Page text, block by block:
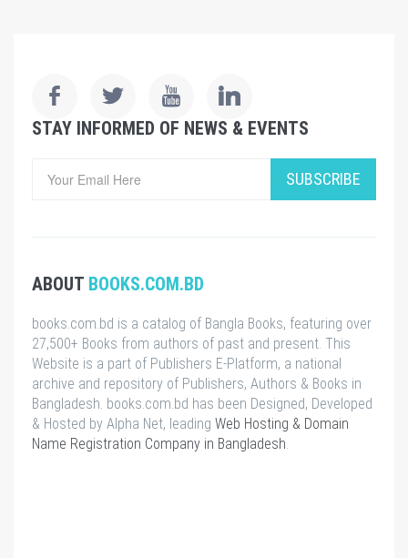
STAY INFORMED OF NEWS & EVENTS
SUBSCRIBE
ABOUT BOOKS.COM.BD
books.com.bd is a catalog of Bangla Books, featuring over
27,500+ Books from authors of past and present. This
Website is a part of Publishers E-Platform, a national
archive and repository of Publishers, Authors & Books in
Bangladesh. books.com.bd has been Designed, Developed
& Hosted by Alpha Net, leading Web Hosting & Domain
Name Registration Company in Bangladesh.